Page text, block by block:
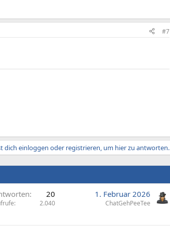
#7
dich einloggen oder registrieren, um hier zu antworten.
20
2.040
1. Februar 2026
ChatGehPeeTee